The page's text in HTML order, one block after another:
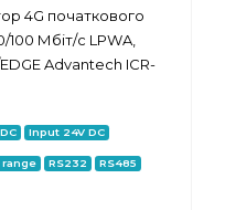
4G початкового
100 Мбіт/с LPWA,
Advantech ICR-
Input 24V DC
range RS232 RS485